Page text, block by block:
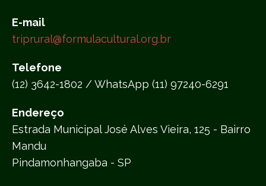
E-mail
triprural@formulacultural.org.br
Telefone
(12) 3642-1802 / WhatsApp (11) 97240-6291
Endereço
Estrada Municipal José Alves Vieira, 125 - Bairro
Mandu
Pindamonhangaba - SP